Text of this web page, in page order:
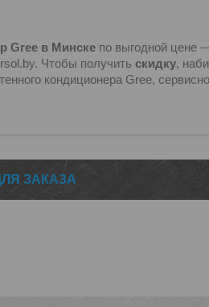
Gree в Минске по выгодной цене
Чтобы получить скидку,
кондиционера Gree,
ЗАКАЗА